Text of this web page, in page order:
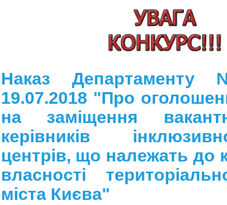
Наказ
19.07.2018 "Про
на заміщення
керівників
центрів, що належать до
власності
міста Києва"